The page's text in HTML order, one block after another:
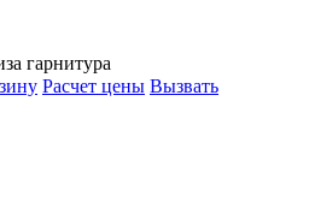
гарнитура
Расчет цены Вызвать